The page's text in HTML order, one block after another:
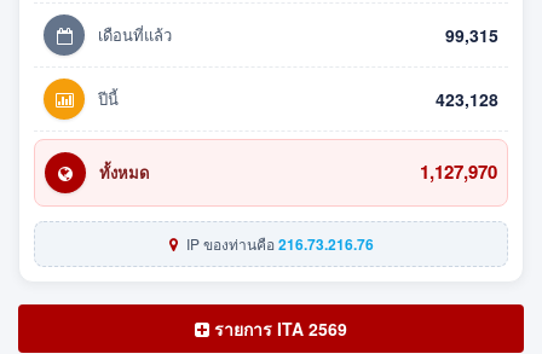
เดือนที่แล้ว 99,315
ปีนี้ 423,128
ทั้งหมด 1,127,970
IP ของท่านคือ216.73.216.76
รายการ ITA 2569